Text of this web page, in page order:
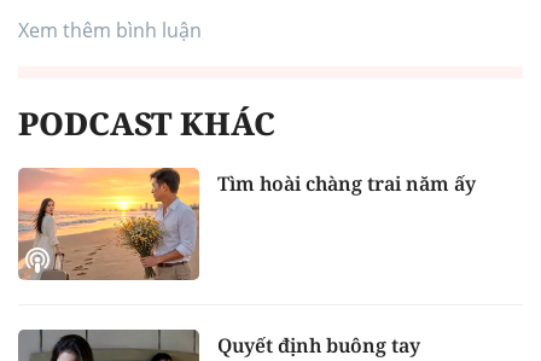
Xem thêm bình luận
PODCAST KHÁC
Tìm hoài chàng trai năm ấy
Quyết định buông tay